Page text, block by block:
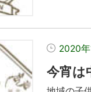
2020
今宵は